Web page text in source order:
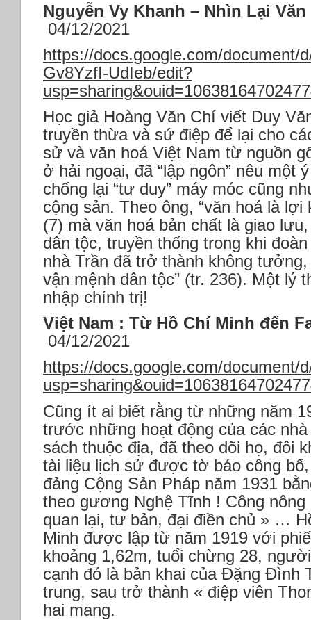
Nguyễn Vy Khanh – Nhìn Lại
04/12/2021
https://docs.google.com/document/
Gv8YzfI-UdIeb/edit?
Học giả Hoàng Văn Chí viết Duy
truyền thừa và sứ điệp để lại cho
sử và văn hoá Việt Nam từ nguồn
ở hải ngoại, đã “lập ngôn” nêu một
chống lại “tư duy” máy móc cũng
cộng sản. Theo ông, “văn hoá là lợi
(7) mà văn hoá bản chất là giao
dân tộc, truyền thống trong khi
nhà Trần đã trở thành không tưởng,
vận mệnh dân tộc” (tr. 236). Một lý
nhập chính trị!
Việt Nam : Từ Hồ Chí Minh đến
04/12/2021
https://docs.google.com/document/
Cũng ít ai biết rằng từ những năm
trước những hoạt động của các
sách thuộc địa, đã theo dõi họ, đôi
tài liệu lịch sử được tờ báo công
đảng Cộng Sản Pháp năm 1931
theo gương Nghệ Tĩnh ! Công
quan lại, tư bản, đại điền chủ » …
Minh được lập từ năm 1919 với
khoảng 1,62m, tuổi chừng 28,
cạnh đó là bản khai của Đặng Đình
trung, sau trở thành « điệp viên
hai mang.